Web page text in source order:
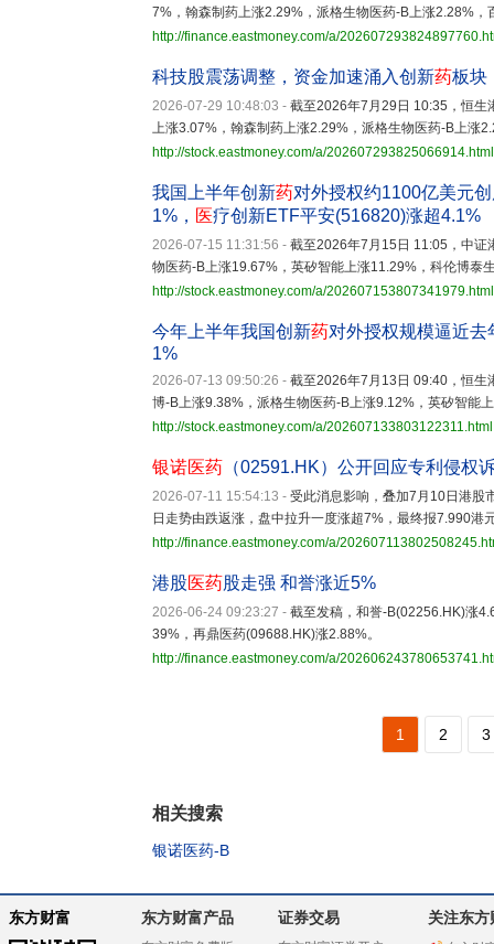
7%，翰森制药上涨2.29%，派格生物医药-B上涨2.28%
http://finance.eastmoney.com/a/
科技股震荡调整，资金加速涌入创新药板块
2026-07-29 10:48:03 - 截至2026年7月29日 10:35，恒生
上涨3.07%，翰森制药上涨2.29%，派格生物医药-B上涨
http://stock.eastmoney.com/a/202607293825066914.html
我国上半年创新药对外授权约1100亿美元
1%， 医疗创新ETF平安(516820)涨超4.1%
2026-07-15 11:31:56 - 截至2026年7月15日 11:05，中证
物医药-B上涨19.67%，英矽智能上涨11.29%，科伦博泰
http://stock.eastmoney.com/a/202607153807341979.html
今年上半年我国创新药对外授权规模逼近
1%
2026-07-13 09:50:26 - 截至2026年7月13日 09:40，恒生
博-B上涨9.38%，派格生物医药-B上涨9.12%，英矽智能
http://stock.eastmoney.com/a/202607133803122311.html
银诺医药 （02591.HK）公开回应专利侵权
2026-07-11 15:54:13 - 受此消息影响，叠加7月10日港股
日走势由跌返涨，盘中拉升一度涨超7%，最终报7.990港
http://finance.eastmoney.com/a/
港股医药股走强 和誉涨近5%
2026-06-24 09:23:27 - 截至发稿，和誉-B(02256.HK)涨
39%，再鼎医药(09688.HK)涨2.88%。
http://finance.eastmoney.com/a/
1 2 3
相关搜索
银诺医药-B
东方财富 东方财富产品 证券交易 关注东方